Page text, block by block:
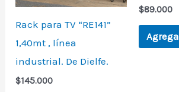
Rack para TV “RE141”
1,40mt , línea
industrial. De Dielfe.
$145.000
$89.000